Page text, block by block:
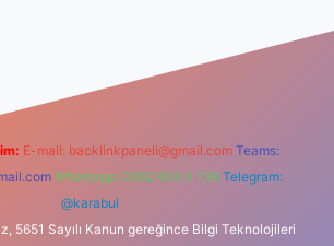
E-mail: backlinkpaneli@gmail.com Teams:
Whatsapp: 0262 606 0 726 Telegram:
@karabul
5651 Sayılı Kanun gereğince Bilgi Teknolojileri